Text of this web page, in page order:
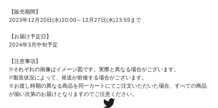
【販売期間】
2023年12月20日(水)20:00～12月27日(水)23:59まで
【お届け予定日】
2024年3月中旬予定
【注意事項】
※それぞれの画像はイメージ図です。実際と異なる場合がございます。
※製造状況によって、発送が前後する場合がございます。
※お渡し時期の異なる商品を同一カートにてご注文いただいた場合、すべての商品
が揃い次第のお届けとなりますのでご注意ください。